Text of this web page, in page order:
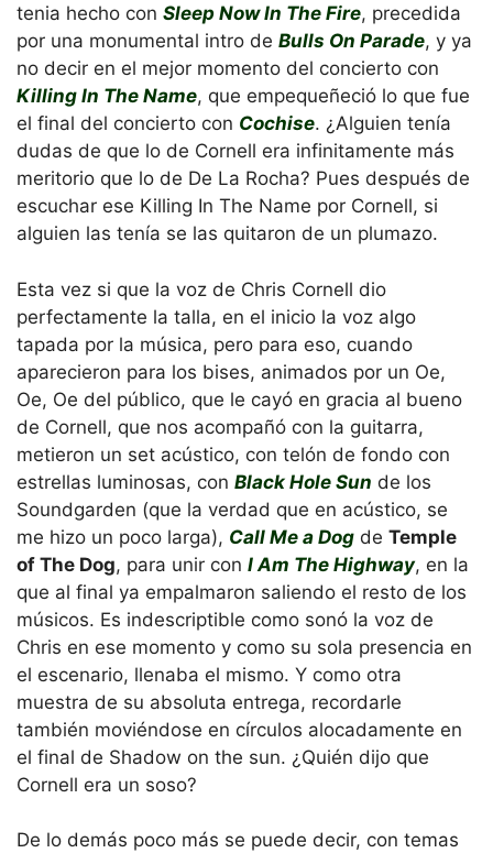
tenia hecho con Sleep Now In The Fire, precedida
por una monumental intro de Bulls On Parade, y ya
no decir en el mejor momento del concierto con
Killing In The Name, que empequeñeció lo que fue
el final del concierto con Cochise. ¿Alguien tenía
dudas de que lo de Cornell era infinitamente más
meritorio que lo de De La Rocha? Pues después de
escuchar ese Killing In The Name por Cornell, si
alguien las tenía se las quitaron de un plumazo.
Esta vez si que la voz de Chris Cornell dio
perfectamente la talla, en el inicio la voz algo
tapada por la música, pero para eso, cuando
aparecieron para los bises, animados por un Oe,
Oe, Oe del público, que le cayó en gracia al bueno
de Cornell, que nos acompañó con la guitarra,
metieron un set acústico, con telón de fondo con
estrellas luminosas, con Black Hole Sun de los
Soundgarden (que la verdad que en acústico, se
me hizo un poco larga), Call Me a Dog de Temple
of The Dog, para unir con I Am The Highway, en la
que al final ya empalmaron saliendo el resto de los
músicos. Es indescriptible como sonó la voz de
Chris en ese momento y como su sola presencia en
el escenario, llenaba el mismo. Y como otra
muestra de su absoluta entrega, recordarle
también moviéndose en círculos alocadamente en
el final de Shadow on the sun. ¿Quién dijo que
Cornell era un soso?
De lo demás poco más se puede decir, con temas